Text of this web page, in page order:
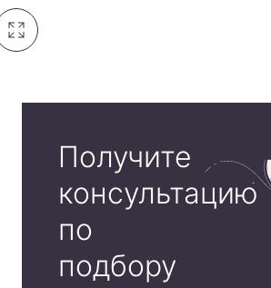
Получите
консультацию
по
подбору